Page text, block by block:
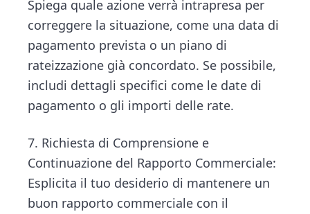
Spiega quale azione verrà intrapresa per
correggere la situazione, come una data di
pagamento prevista o un piano di
rateizzazione già concordato. Se possibile,
includi dettagli specifici come le date di
pagamento o gli importi delle rate.
7. Richiesta di Comprensione e
Continuazione del Rapporto Commerciale:
Esplicita il tuo desiderio di mantenere un
buon rapporto commerciale con il